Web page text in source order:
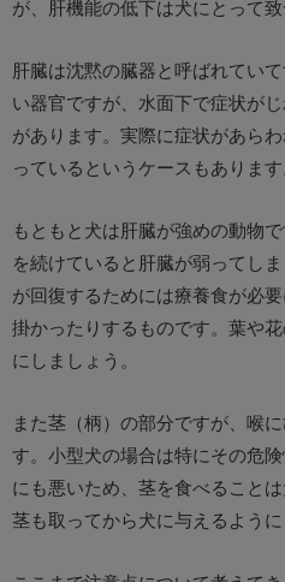
が、肝機能の低下は犬にとって致
肝臓は沈黙の臓器と呼ばれてい
い器官ですが、水面下で症状が
があります。実際に症状があら
っているというケースもあります
もともと犬は肝臓が強めの動物
を続けていると肝臓が弱ってし
が回復するためには療養食が必
掛かったりするものです。葉や
にしましょう。
また茎（柄）の部分ですが、喉
す。小型犬の場合は特にその危
にも悪いため、茎を食べること
茎も取ってから犬に与えるように